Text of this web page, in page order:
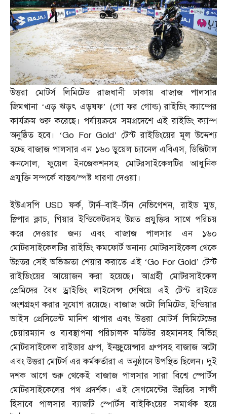
উত্তরা মোটর্স লিমিটেড রাজধানী ঢাকায় বাজাজ পালসার
জিমখানা ‘এড় ঋড়ৎ এড়ষফ’ (গো ফর গোল্ড)রাইডিং ক্যাম্পের
কার্যক্রম শুরু করেছে। পর্যায়ক্রমে সমগ্রদেশে এই রাইডিং ক্যাম্প
অনুষ্ঠিত হবে। ‘Go For Gold’ টেস্ট রাইডিংয়ের মূল উদ্দেশ্য
হচ্ছে বাজাজ পালসার এন ১৬০ ডুয়েল চ্যানেল এবিএস,ডিজিটাল
কনসোল,ফুয়েল ইনজেকশনসহ মোটরসাইকেলটির আধুনিক
প্রযুক্তি সম্পর্কে বাস্তব/স্পষ্ট ধারণা দেওয়া।
ইউএসপি USD ফর্ক,টার্ন–বাই–র্টান নেভিগেশন,রাইড মুড,
স্লিপার ক্লাচ,গিয়ার ইন্ডিকেটরসহ উন্নত প্রযুক্তির সাথে পরিচয়
করে দেওয়ার জন্য এবং বাজাজ পালসার এন ১৬০
মোটরসাইকেলটির রাইডিং কমফোর্ট অনান্য মোটরসাইকেল থেকে
উন্নতর সেই অভিজ্ঞতা শেয়ার করাতে এই ‘Go For Gold’ টেস্ট
রাইডিংয়ের আয়োজন করা হয়েছে। আগ্রহী মোটরসাইকেল
প্রেমিদের বৈধ ড্রাইভিং লাইসেন্স দেখিয়ে এই টেস্ট রাইডে
অংশগ্রহণ করার সুযোগ রয়েছে। বাজাজ অটো লিমিটেড,ইন্ডিয়ার
ভাইস প্রেসিডেন্ট মানিশ থাপার এবং উত্তরা মোটর্স লিমিটেডের
চেয়ারম্যান ও ব্যবস্থাপনা পরিচালক মতিউর রহমানসহ বিভিন্ন্‌
মোটরসাইকেল রাইডার গ্রুপ,ইনফ্লুয়েন্সার গ্রুপসহ বাজাজ অটো
এবং উত্তরা মোটর্স এর কর্মকর্তারা এ অনুষ্ঠানে উপস্থিত ছিলেন। দুই
দশক আগে শুরু থেকেই বাজাজ পালসার সারা বিশ্বে স্পোর্টস
মোটরসাইকেলের পথ প্রদর্শক। এই সেগমেন্টের উন্নতির সাক্ষী
হিসাবে পালসার ব্যাজটি স্পোর্টস বাইকিংয়ের সমার্থক হয়ে